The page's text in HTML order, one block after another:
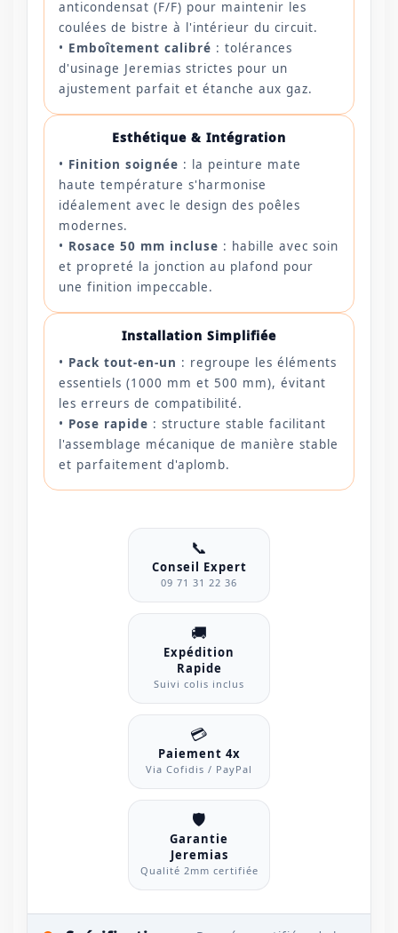
anticondensat (F/F) pour maintenir les
coulées de bistre à l'intérieur du circuit.
• Emboîtement calibré : tolérances
d'usinage Jeremias strictes pour un
ajustement parfait et étanche aux gaz.
Esthétique & Intégration
• Finition soignée : la peinture mate
haute température s'harmonise
idéalement avec le design des poêles
modernes.
• Rosace 50 mm incluse : habille avec soin
et propreté la jonction au plafond pour
une finition impeccable.
Installation Simplifiée
• Pack tout-en-un : regroupe les éléments
essentiels (1000 mm et 500 mm), évitant
les erreurs de compatibilité.
• Pose rapide : structure stable facilitant
l'assemblage mécanique de manière stable
et parfaitement d'aplomb.
📞
Conseil Expert
09 71 31 22 36
🚚
Expédition
Rapide
Suivi colis inclus
💳
Paiement 4x
Via Cofidis / PayPal
🛡️
Garantie
Jeremias
Qualité 2mm certifiée